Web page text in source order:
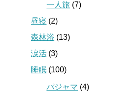
一人旅 (7)
昼寝 (2)
森林浴 (13)
涙活 (3)
睡眠 (100)
パジャマ (4)